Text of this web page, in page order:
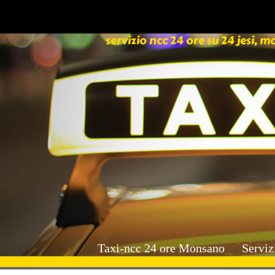
servizio ncc 24 ore su 24 jesi,
Taxi-ncc 24 ore Monsano